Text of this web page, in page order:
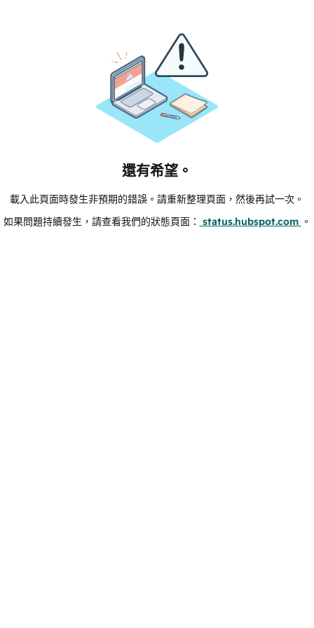
還有希望。
載入此頁面時發生非預期的錯誤。請重新整理頁面，然後再試一次。
如果問題持續發生，請查看我們的狀態頁面： status.hubspot.com 。